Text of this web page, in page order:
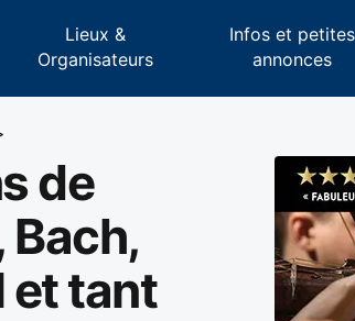
Lieux &
Organisateurs
Infos et petites
annonces
de
et tant